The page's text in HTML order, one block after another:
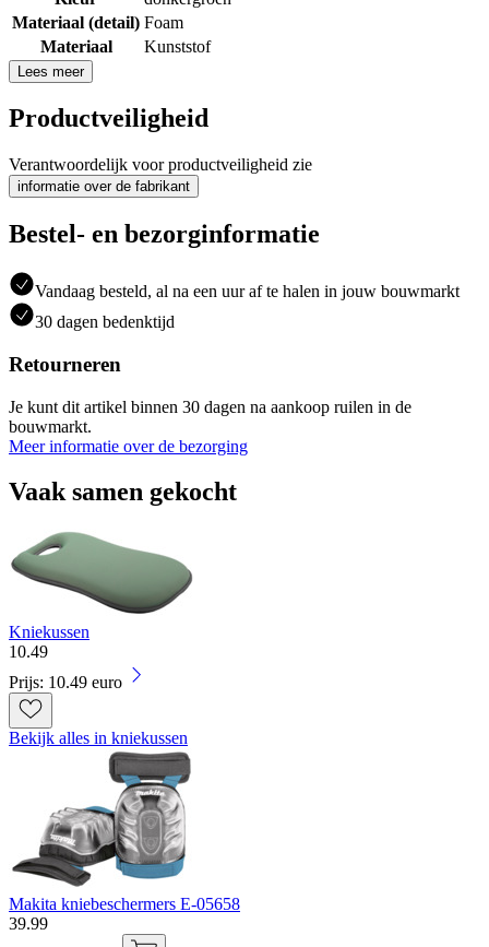
Materiaal (detail) Foam
Materiaal
Kunststof
Lees meer
Productveiligheid
Verantwoordelijk voor productveiligheid zie
informatie over de fabrikant
Bestel- en bezorginformatie
Vandaag besteld, al na een uur af te halen in jouw bouwmarkt
30 dagen bedenktijd
Retourneren
Je kunt dit artikel binnen 30 dagen na aankoop ruilen in de
bouwmarkt.
Meer informatie over de bezorging
Vaak samen gekocht
Kniekussen
10.49
Prijs: 10.49 euro
Bekijk alles in kniekussen
Makita kniebeschermers E-05658
39.99